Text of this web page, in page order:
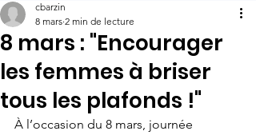
8 mars : "Encourager
les femmes à briser
tous les plafonds !"
cbarzin
8 mars 2 min de lecture
À l’occasion du 8 mars, journée